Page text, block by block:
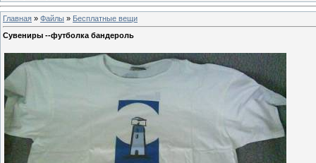
Главная » Файлы » Бесплатные вещи
Сувениры --футболка бандероль